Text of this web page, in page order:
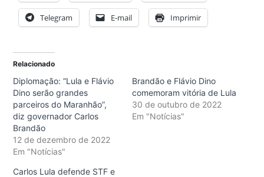
Telegram E-mail Imprimir
Relacionado
Diplomação: “Lula e Flávio
Dino serão grandes
parceiros do Maranhão”,
diz governador Carlos
Brandão
12 de dezembro de 2022
Em "Notícias"
Brandão e Flávio Dino
comemoram vitória de Lula
30 de outubro de 2022
Em "Notícias"
Carlos Lula defende STF e